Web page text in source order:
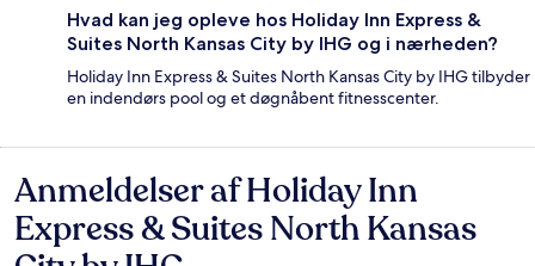
Hvad kan jeg opleve hos Holiday Inn Express &
Suites North Kansas City by IHG og i nærheden?
Holiday Inn Express & Suites North Kansas City by IHG tilbyder
en indendørs pool og et døgnåbent fitnesscenter.
Anmeldelser
Anmeldelser af Holiday Inn
Express & Suites North Kansas